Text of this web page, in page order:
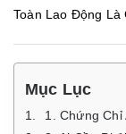
Toàn Lao Động Là
Mục Lục
1. Chứng